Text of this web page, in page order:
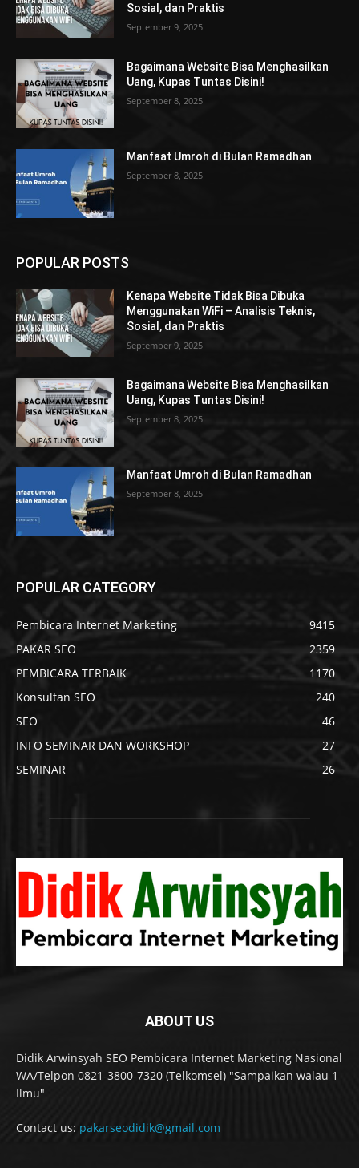
Sosial, dan Praktis
September 9, 2025
Bagaimana Website Bisa Menghasilkan
Uang, Kupas Tuntas Disini!
September 8, 2025
Manfaat Umroh di Bulan Ramadhan
September 8, 2025
POPULAR POSTS
Kenapa Website Tidak Bisa Dibuka
Menggunakan WiFi – Analisis Teknis,
Sosial, dan Praktis
September 9, 2025
Bagaimana Website Bisa Menghasilkan
Uang, Kupas Tuntas Disini!
September 8, 2025
Manfaat Umroh di Bulan Ramadhan
September 8, 2025
POPULAR CATEGORY
Pembicara Internet Marketing
9415
PAKAR SEO
2359
PEMBICARA TERBAIK
1170
Konsultan SEO
240
SEO
46
INFO SEMINAR DAN WORKSHOP
27
SEMINAR
26
ABOUT US
Didik Arwinsyah SEO Pembicara Internet Marketing Nasional
WA/Telpon 0821-3800-7320 (Telkomsel) "Sampaikan walau 1
Ilmu"
Contact us: pakarseodidik@gmail.com